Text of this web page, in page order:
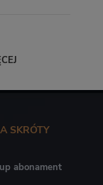
SKRÓTY
abonament